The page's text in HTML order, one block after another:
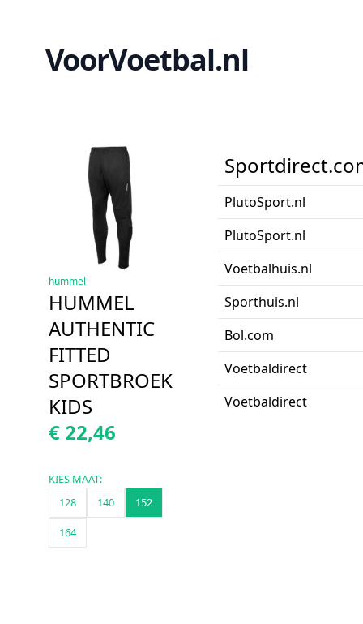
VoorVoetbal.nl
hummel
HUMMEL
AUTHENTIC
FITTED
SPORTBROEK
KIDS
€ 22,46
KIES MAAT:
128
140 152
164
PlutoSport.nl
PlutoSport.nl
Voetbalhuis.nl
Sporthuis.nl
Bol.com
Voetbaldirect
Voetbaldirect